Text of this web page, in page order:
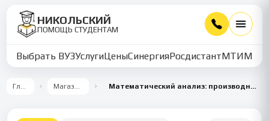
НИКОЛЬСКИЙ
ПОМОЩЬ СТУДЕНТАМ
Выбрать ВУЗУслугиЦеныСинергияРосдистантМТИММУ
Главная Магазин работ Математический анализ: производные, интегралы и ряды